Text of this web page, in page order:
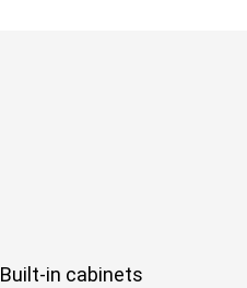
Built-in cabinets